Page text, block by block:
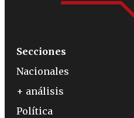
Secciones
Nacionales
+ análisis
Política